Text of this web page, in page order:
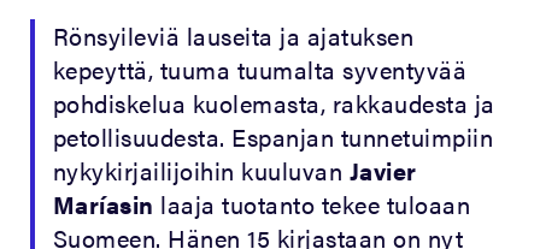
Rönsyileviä lauseita ja ajatuksen
kepeyttä, tuuma tuumalta syventyvää
pohdiskelua kuolemasta, rakkaudesta ja
petollisuudesta. Espanjan tunnetuimpiin
nykykirjailijoihin kuuluvan Javier
Maríasin laaja tuotanto tekee tuloaan
Suomeen. Hänen 15 kirjastaan on nyt